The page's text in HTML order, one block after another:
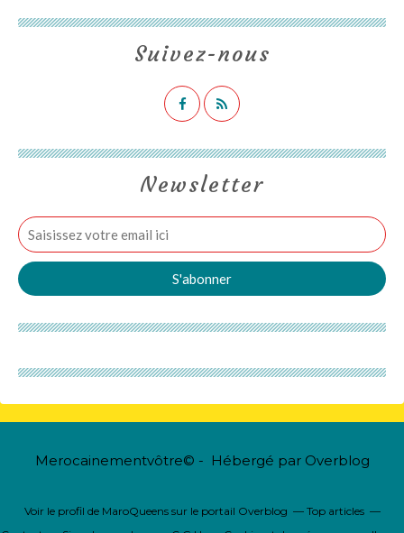
Newsletter
Suivez-nous
Merocainementvôtre© - Hébergé par Overblog
Voir le profil de MaroQueenssur le portail Overblog
Top articles